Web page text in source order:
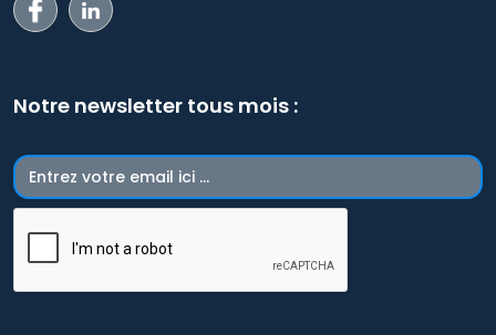
Notre newsletter tous mois :